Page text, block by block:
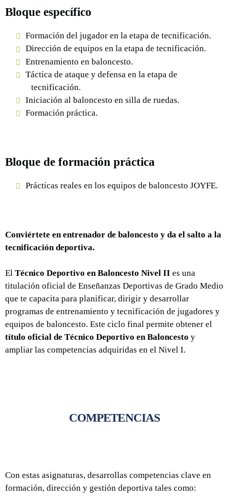
Bloque específico
Formación del jugador en la etapa de tecnificación.
Dirección de equipos en la etapa de tecnificación.
Entrenamiento en baloncesto.
Táctica de ataque y defensa en la etapa de
tecnificación.
Iniciación al baloncesto en silla de ruedas.
Formación práctica.
Bloque de formación práctica
Prácticas reales en los equipos de baloncesto JOYFE.
Conviértete en entrenador de baloncesto y da el salto a la
tecnificación deportiva.
El Técnico Deportivo en Baloncesto Nivel II es una
titulación oficial de Enseñanzas Deportivas de Grado Medio
que te capacita para planificar, dirigir y desarrollar
programas de entrenamiento y tecnificación de jugadores y
equipos de baloncesto. Este ciclo final permite obtener el
título oficial de Técnico Deportivo en Baloncesto y
ampliar las competencias adquiridas en el Nivel I.
COMPETENCIAS
Con estas asignaturas, desarrollas competencias clave en
formación, dirección y gestión deportiva tales como: